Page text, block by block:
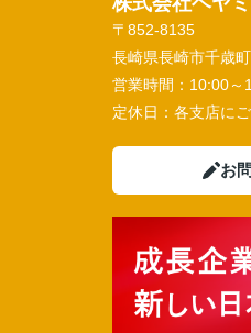
〒852-8135
長崎県長崎市千歳
営業時間： 10:00～
定休日： 各支店に
お